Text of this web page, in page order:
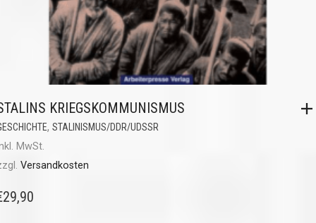
KRIEGSKOMMUNISMUS
, STALINISMUS/DDR/UDSSR
MwSt.
Versandkosten
29,90